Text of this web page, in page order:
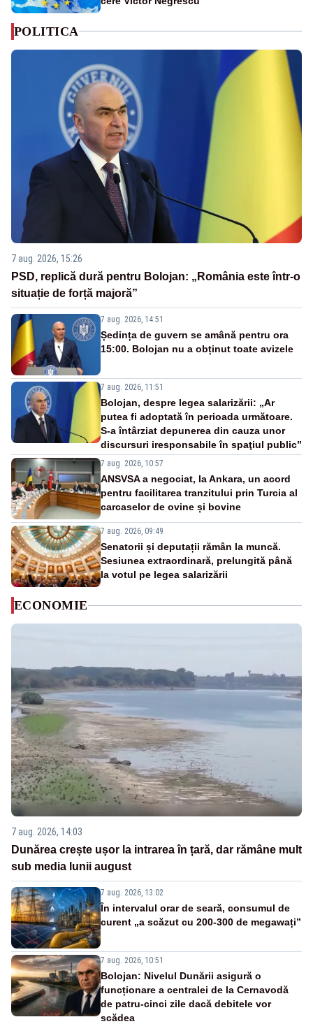
POLITICA
7 aug. 2026, 15:26
PSD, replică dură pentru Bolojan: „România este într-o
situație de forță majoră”
7 aug. 2026, 14:51
Ședința de guvern se amână pentru ora
15:00. Bolojan nu a obținut toate avizele
7 aug. 2026, 11:51
Bolojan, despre legea salarizării: „Ar
putea fi adoptată în perioada următoare.
S-a întârziat depunerea din cauza unor
discursuri iresponsabile în spaţiul public”
7 aug. 2026, 10:57
ANSVSA a negociat, la Ankara, un acord
pentru facilitarea tranzitului prin Turcia al
carcaselor de ovine și bovine
7 aug. 2026, 09:49
Senatorii și deputații rămân la muncă.
Sesiunea extraordinară, prelungită până
la votul pe legea salarizării
ECONOMIE
7 aug. 2026, 14:03
Dunărea crește ușor la intrarea în țară, dar rămâne mult
sub media lunii august
7 aug. 2026, 13:02
În intervalul orar de seară, consumul de
curent „a scăzut cu 200-300 de megawați”
7 aug. 2026, 10:51
Bolojan: Nivelul Dunării asigură o
funcționare a centralei de la Cernavodă
de patru-cinci zile dacă debitele vor
scădea